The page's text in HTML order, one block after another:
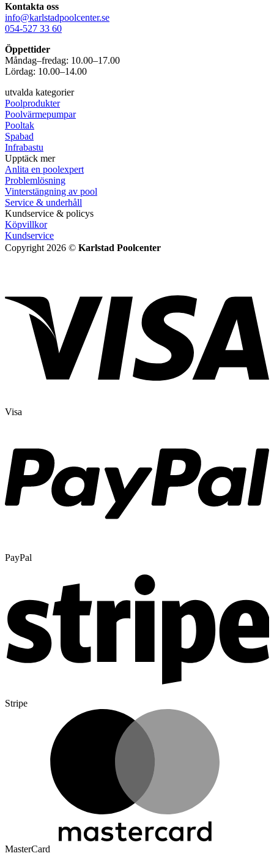
Kontakta oss
info@karlstadpoolcenter.se
054-527 33 60
Öppettider
Måndag–fredag: 10.00–17.00
Lördag: 10.00–14.00
utvalda kategorier
Poolprodukter
Poolvärmepumpar
Pooltak
Spabad
Infrabastu
Upptäck mer
Anlita en poolexpert
Problemlösning
Vinterstängning av pool
Service & underhåll
Kundservice & policys
Köpvillkor
Kundservice
Copyright 2026 © Karlstad Poolcenter
Visa
PayPal
Stripe
MasterCard